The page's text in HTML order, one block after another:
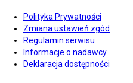
Polityka Prywatności
Zmiana ustawień zgód
Regulamin serwisu
Informacje o nadawcy
Deklaracja dostępności